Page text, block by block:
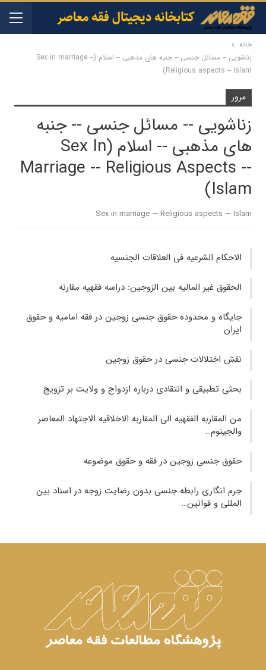
خانه
زناشویی -- مسائل جنسی -- جنبه های مذهبی -- اسلام (Sex in marriage --
Religious aspects -- Islam)
مرور
زناشویی -- مسائل جنسی -- جنبه
های مذهبی -- اسلام (Sex In
Marriage -- Religious Aspects --
Islam)
Sex in marriage — Religious aspects — Islam
الاحکام الشرعیه فی العلاقات الجنسیه
الحقوق غير الماليه بين الزوجين: دراسه فقهيه مقارنه
جایگاه و محدوده حقوق جنسی زوجین در فقه امامیه و حقوق
ایران
نقش اختلالات جنسی در حقوق زوجین
بحثی تطبیقی و انتقادی درباره ازدواج و ولایت بر تزویج
من المقاربه الفقهیه الى المقاربه الاخلاقیه الاجتهاد المعاصر
والجینوم…
حقوق جنسی زوجین در فقه و حقوق موضوعه
جرم انگاری رابطه جنسی بدون رضایت زوجه در اسناد بین
المللی و قوانین…